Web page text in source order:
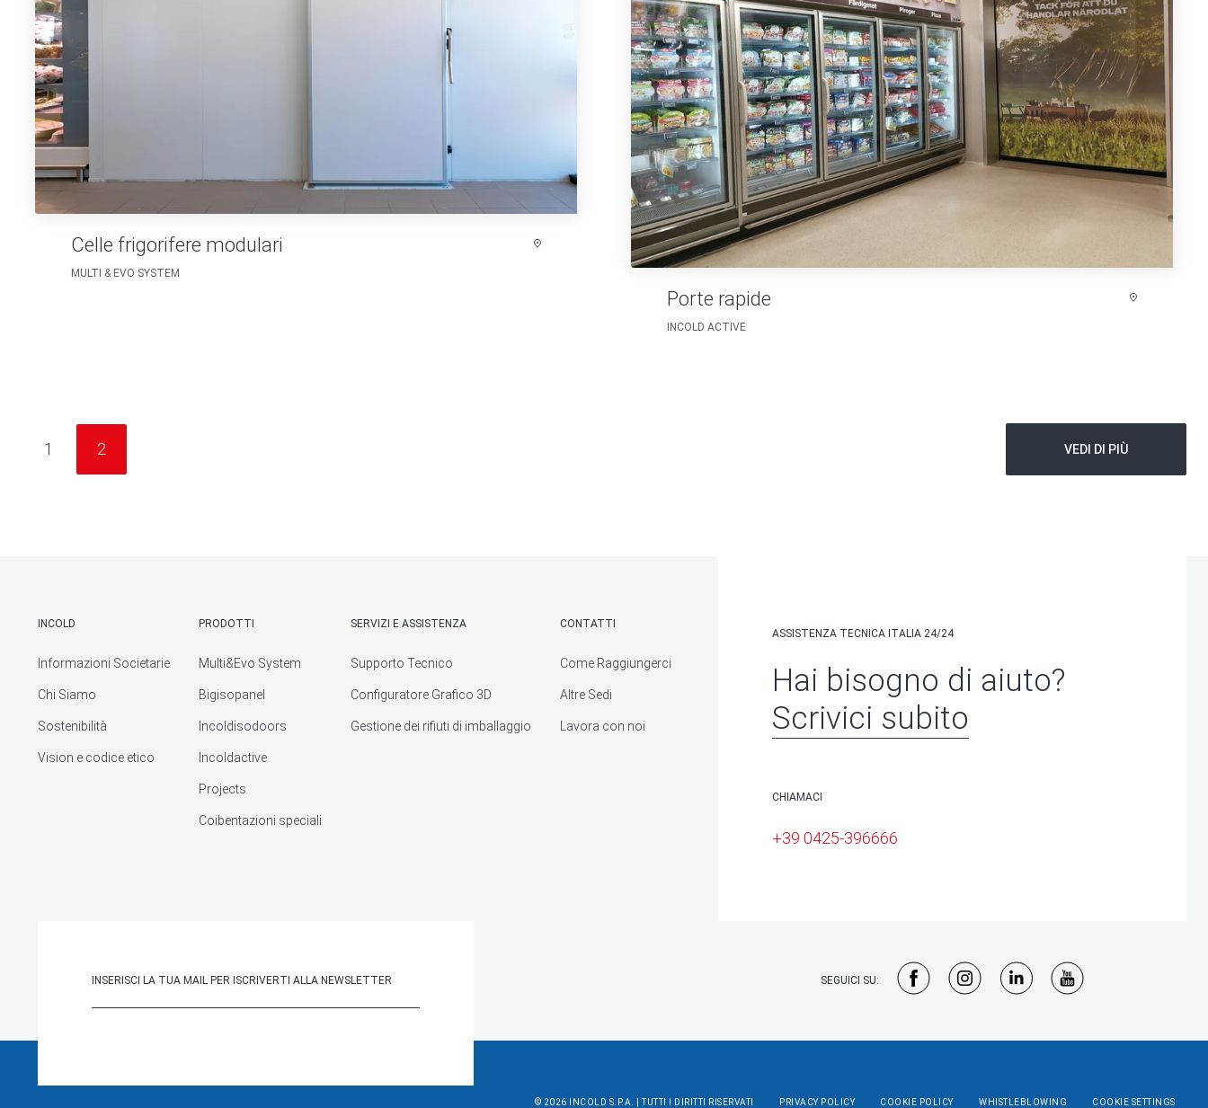
Celle frigorifere modulari
MULTI & EVO SYSTEM
Porte rapide
INCOLD ACTIVE
1 2 VEDI DI PIÙ
INCOLD
Informazioni Societarie
Chi Siamo
Sostenibilità
Vision e codice etico
PRODOTTI
Multi&Evo System
Bigisopanel
Incoldisodoors
Incoldactive
Projects
Coibentazioni speciali
SERVIZI E ASSISTENZA
Supporto Tecnico
Configuratore Grafico 3D
Gestione dei rifiuti di imballaggio
CONTATTI
Come Raggiungerci
Altre Sedi
Lavora con noi
ASSISTENZA TECNICA ITALIA 24/24
Hai bisogno di aiuto?
Scrivici subito
CHIAMACI
+39 0425-396666
SEGUICI SU:
© 2026 INCOLD S.P.A. | TUTTI I DIRITTI RISERVATI PRIVACY POLICY COOKIE POLICY WHISTLEBLOWING COOKIE SETTINGS